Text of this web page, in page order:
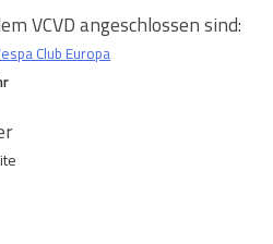
VCVD angeschlossen sind:
Club Europa